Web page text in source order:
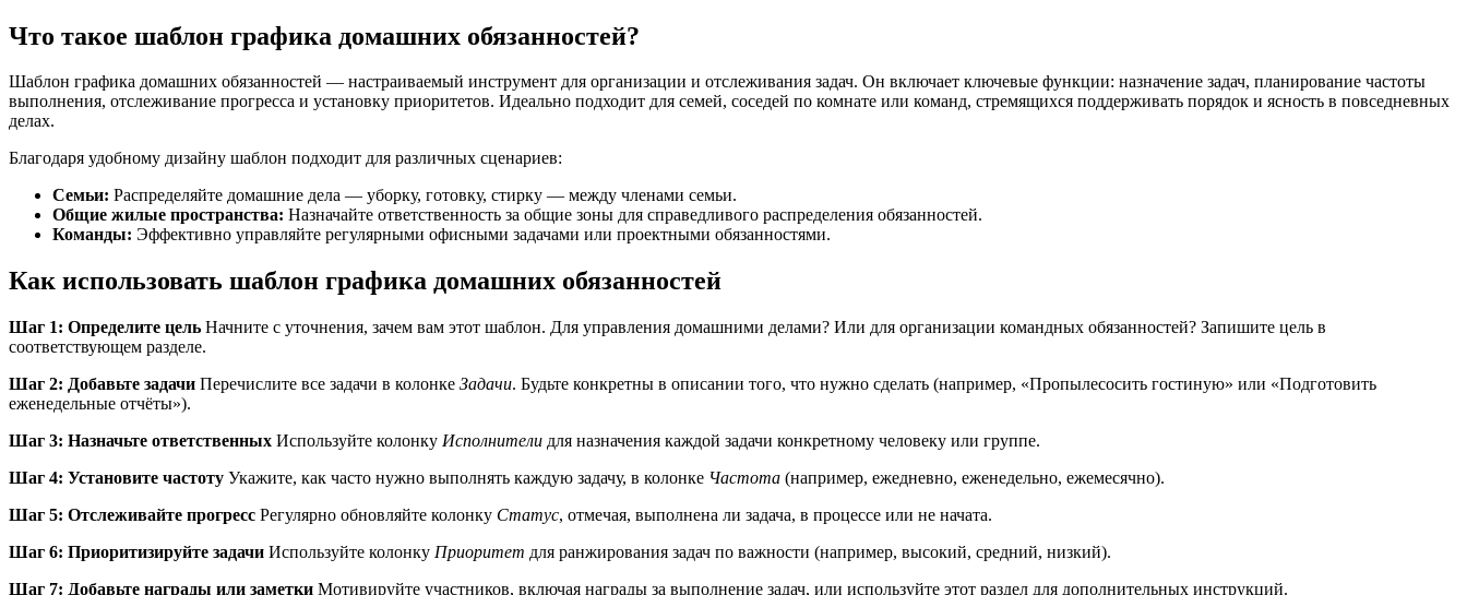
Что такое шаблон графика домашних обязанностей?
Шаблон графика домашних обязанностей — настраиваемый инструмент для организации и отслеживания задач. Он включает ключевые функции: назначение задач, планирование частоты
выполнения, отслеживание прогресса и установку приоритетов. Идеально подходит для семей, соседей по комнате или команд, стремящихся поддерживать порядок и ясность в повседневных
делах.
Благодаря удобному дизайну шаблон подходит для различных сценариев:
Семьи: Распределяйте домашние дела — уборку, готовку, стирку — между членами семьи.
Общие жилые пространства: Назначайте ответственность за общие зоны для справедливого распределения обязанностей.
Команды: Эффективно управляйте регулярными офисными задачами или проектными обязанностями.
Как использовать шаблон графика домашних обязанностей
Шаг 1: Определите цель Начните с уточнения, зачем вам этот шаблон. Для управления домашними делами? Или для организации командных обязанностей? Запишите цель в
соответствующем разделе.
Шаг 2: Добавьте задачи Перечислите все задачи в колонке Задачи. Будьте конкретны в описании того, что нужно сделать (например, «Пропылесосить гостиную» или «Подготовить
еженедельные отчёты»).
Шаг 3: Назначьте ответственных Используйте колонку Исполнители для назначения каждой задачи конкретному человеку или группе.
Шаг 4: Установите частоту Укажите, как часто нужно выполнять каждую задачу, в колонке Частота (например, ежедневно, еженедельно, ежемесячно).
Шаг 5: Отслеживайте прогресс Регулярно обновляйте колонку Статус, отмечая, выполнена ли задача, в процессе или не начата.
Шаг 6: Приоритизируйте задачи Используйте колонку Приоритет для ранжирования задач по важности (например, высокий, средний, низкий).
Шаг 7: Добавьте награды или заметки Мотивируйте участников, включая награды за выполнение задач, или используйте этот раздел для дополнительных инструкций.